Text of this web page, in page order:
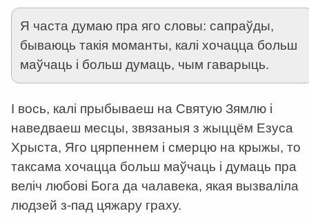
Я часта думаю пра яго словы: сапраўды,
бываюць такія моманты, калі хочацца больш
маўчаць і больш думаць, чым гаварыць.
І вось, калі прыбываеш на Святую Зямлю і
наведваеш месцы, звязаныя з жыццём Езуса
Хрыста, Яго цярпеннем і смерцю на крыжы, то
таксама хочацца больш маўчаць і думаць пра
веліч любові Бога да чалавека, якая вызваліла
людзей з-пад цяжару граху.